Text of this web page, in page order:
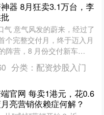
器 8月狂卖3.1万台，李
气 意气风发的蔚来，经过了
个完整交付月，终于迈入月
阵营，8 月份交付新车
同比增长 55.2%，达到历....
分类： 配资炒股入门
官网 每卖1港元，花0.6
亮营销依赖症何解？